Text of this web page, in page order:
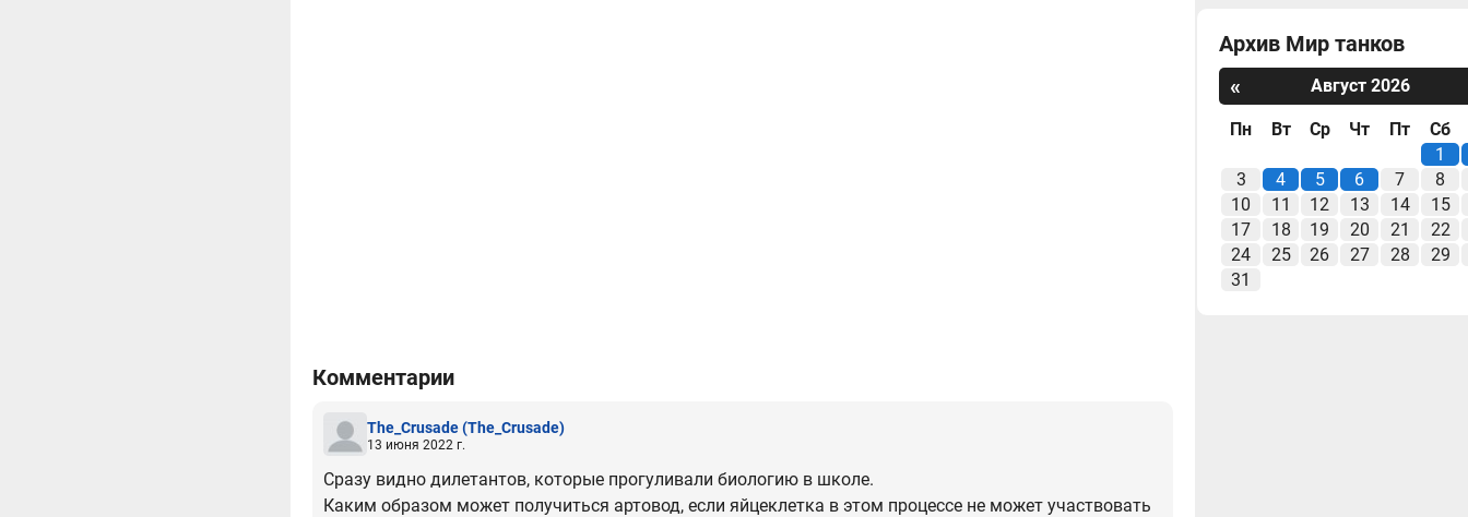
Комментарии
The_Crusade(The_Crusade)
13 июня 2022 г.
Сразу видно дилетантов, которые прогуливали биологию в школе.
Каким образом может получиться артовод, если яйцеклетка в этом процессе не может участвовать
Архив Мир танков
«
Август 2026
Пн Вт Ср Чт Пт
Сб
1
3
4 5 6 7
8
10
11 12 13 14
15
17
18 19 20 21
22
24
25 26 27 28
29
31